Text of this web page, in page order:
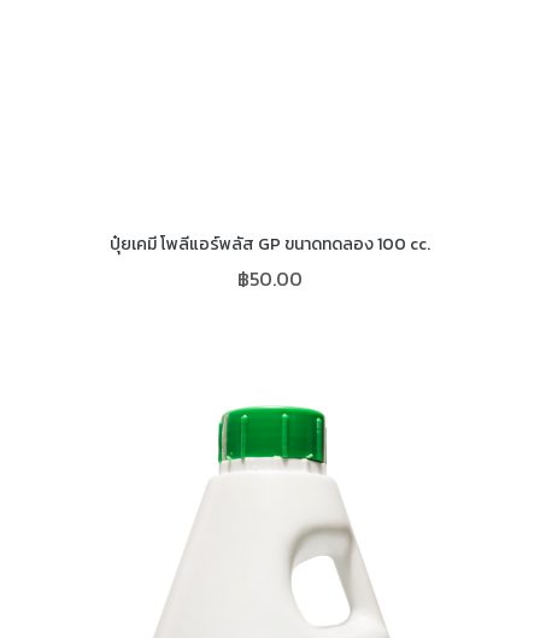
ปุ๋ยเคมี โพลีแอร์พลัส GP ขนาดทดลอง 100 cc.
฿50.00